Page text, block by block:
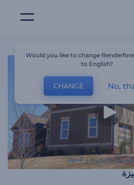
Would you like to change
to English?
CHANGE No,